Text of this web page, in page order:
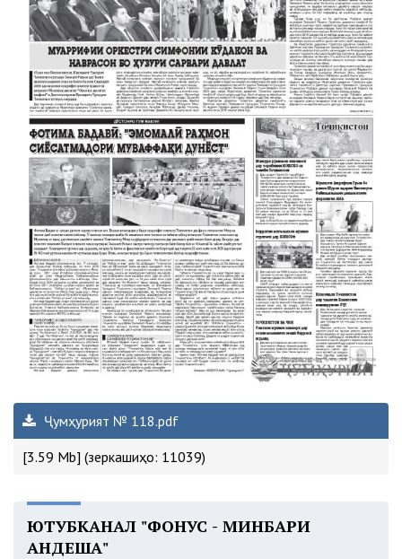
Ҷумҳурият № 118.pdf
[3.59 Mb] (зеркашиҳо: 11039)
ЮТУБКАНАЛ "ФОНУС - МИНБАРИ
АНДЕША"